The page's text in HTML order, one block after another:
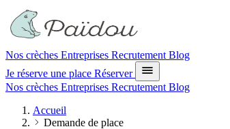
Nos crèches Entreprises Recrutement Blog
Je réserve une place Réserver
Nos crèches Entreprises Recrutement Blog
Accueil
Demande de place